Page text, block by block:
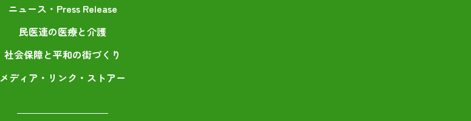
ニュース・Press Release
民医連の医療と介護
社会保障と平和の街づくり
メディア・リンク・ストアー